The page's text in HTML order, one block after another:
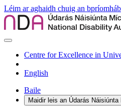
Léim ar aghaidh chuig an
Centre for Excellence in
English
Baile
Maidir leis an Údarás